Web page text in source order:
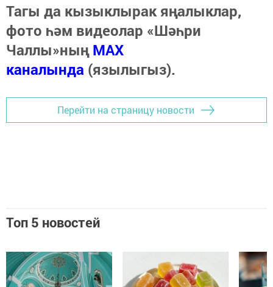
Тагы да кызыклырак яңалыклар,
фото һәм видеолар «Шәһри
Чаллы»ныңMAX
каналында (язылыгыз).
Перейти на страницу новости
Топ 5 новостей